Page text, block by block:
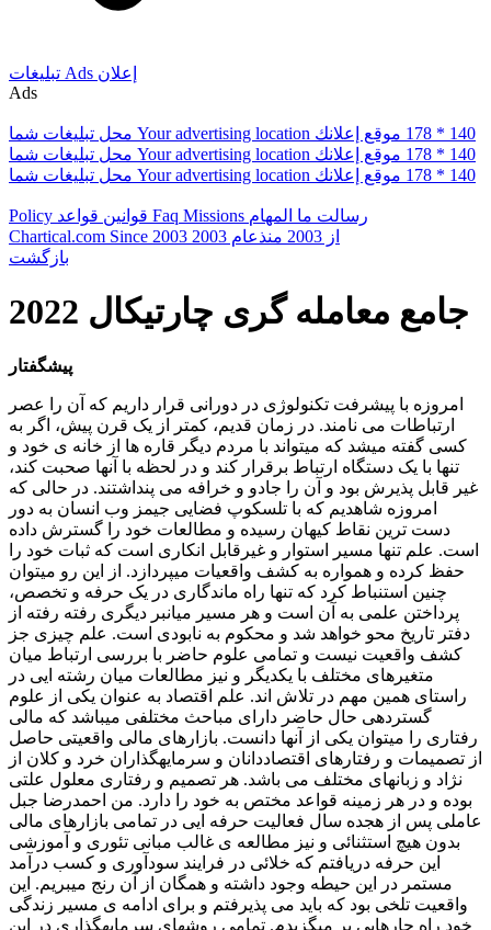
تبلیغات Ads إعلان
Ads
محل تبلیغات شما Your advertising location موقع إعلانك 178 * 140
محل تبلیغات شما Your advertising location موقع إعلانك 178 * 140
محل تبلیغات شما Your advertising location موقع إعلانك 178 * 140
Policy قوانین قواعد Faq Missions رسالت ما المهام
Chartical.com Since 2003 از 2003
منذعام 2003
بازگشت
جامع معامله گری چارتیکال 2022
پیشگفتار
امروزه با پیشرفت تکنولوژی در دورانی قرار داریم که آن را عصر
ارتباطات می­ نامند. در زمان قدیم، کمتر از یک قرن پیش، اگر به
کسی گفته می­شد که می­تواند با مردم دیگر قاره ­ها از خانه ­ی خود و
تنها با یک دستگاه ارتباط برقرار کند و در لحظه با آنها صحبت کند،
غیر قابل پذیرش بود و آن را جادو و خرافه می ­پنداشتند. در حالی که
امروزه شاهدیم که با تلسکوپ فضایی جیمز وب انسان به دور
دست­ ترین نقاط کیهان رسیده و مطالعات خود را گسترش داده
است. علم تنها مسیر استوار و غیرقابل انکاری است که ثبات خود را
حفظ کرده و همواره به کشف واقعیات می­پردازد. از این رو می­توان
چنین استنباط کرد که تنها راه ماندگاری در یک حرفه و تخصص،
پرداختن علمی به آن است و هر مسیر میانبر دیگری رفته رفته از
دفتر تاریخ محو خواهد شد و محکوم به نابودی است. علم چیزی جز
کشف واقعیت نیست و تمامی علوم حاضر با بررسی ارتباط میان
متغیرهای مختلف با یکدیگر و نیز مطالعات میان رشته­ ایی در
راستای همین مهم در تلاش­ اند. علم اقتصاد به عنوان یکی از علوم
گسترده­ی حال حاضر دارای مباحث مختلفی می­باشد که مالی
رفتاری را می­توان یکی از آنها دانست. بازارهای مالی واقعیتی حاصل
از تصمیمات و رفتارهای اقتصاددانان و سرمایه­گذاران خرد و کلان از
نژاد و زبان­های مختلف می­ باشد. هر تصمیم و رفتاری معلول علتی
بوده و در هر زمینه قواعد مختص به خود را دارد. من احمدرضا جبل
عاملی پس از هجده سال فعالیت حرفه­ ایی در تمامی بازارهای مالی
بدون هیچ استثنائی و نیز مطالعه­ ی غالب مبانی تئوری و آموزشی
این حرفه دریافتم که خلائی در فرایند سودآوری و کسب درآمد
مستمر در این حیطه وجود داشته و همگان از آن رنج می­بریم. این
واقعیت تلخی بود که باید می ­پذیرفتم و برای ادامه­ ی مسیر زندگی
خود راه چاره­ایی بر می­گزیدم. تمامی روش­های سرمایه­گذاری در این